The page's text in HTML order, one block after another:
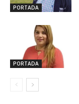
PORTADA
PORTADA